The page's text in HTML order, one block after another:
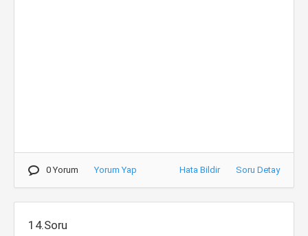
0 Yorum Yorum Yap Hata Bildir Soru Detay
14.Soru